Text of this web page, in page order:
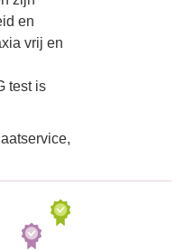
en
vrij en
test is